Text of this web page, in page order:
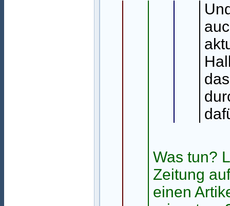
Was tun?
Zeitung
einen